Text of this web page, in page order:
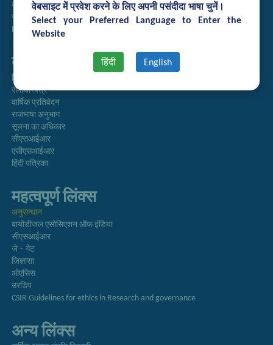
वेबसाइट में प्रवेश करने के लिए अपनी पसंदीदा भाषा चुनें।
Select your Preferred Language to Enter the
Website
हिंदी English
कर्मचारी खोज
प्रौद्योगिकी ब्रोशर
Handling of Complaints of Sexual Harassment
तुरत लिंक्स
निदेशिका
समाचारपत्र
वार्षिक प्रतिवेदन
राजभाषा अनुभाग
सूचना का अधिकार
सीएसआईआर
एसीएसआईआर
हिंदी पत्रिका
महत्वपूर्ण लिंक्स
अनुसन्धान
बायोडीजल एसोसिएशन ऑफ इंडिया
सीएसआईआर
जे – गेट
जिज्ञासा
ओएसिस
उरडिप
CSIR Guidelines for ethics in Research and governance
अन्य लिंक्स